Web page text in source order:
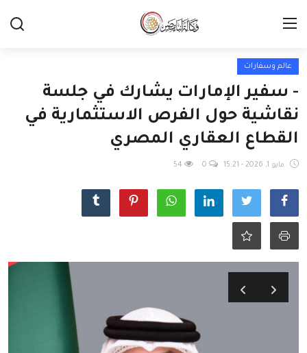
عالم وسفارات
- سفير الإمارات يشارك في جلسة
نقاشية حول الفرص الاستثمارية في
القطاع العقاري المصري ‏‎
مايو 1, 2026 - 15:21